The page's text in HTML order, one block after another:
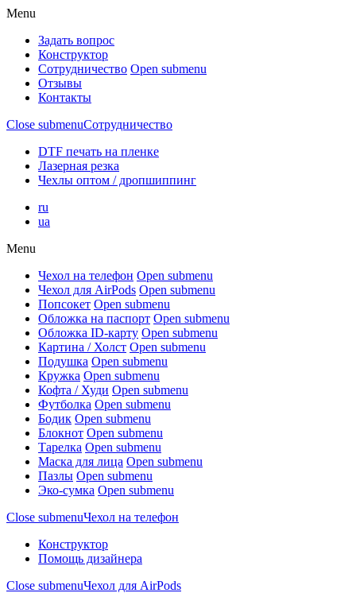
Menu
Задать вопрос
Конструктор
Сотрудничество Open submenu
Отзывы
Контакты
Close submenuСотрудничество
DTF печать на пленке
Лазерная резка
Чехлы оптом / дропшиппинг
ru
ua
Menu
Чехол на телефон Open submenu
Чехол для AirPods Open submenu
Попсокет Open submenu
Обложка на паспорт Open submenu
Обложка ID-карту Open submenu
Картина / Холст Open submenu
Подушка Open submenu
Кружка Open submenu
Кофта / Худи Open submenu
Футболка Open submenu
Бодик Open submenu
Блокнот Open submenu
Тарелка Open submenu
Маска для лица Open submenu
Пазлы Open submenu
Эко-сумка Open submenu
Close submenuЧехол на телефон
Конструктор
Помощь дизайнера
Close submenuЧехол для AirPods